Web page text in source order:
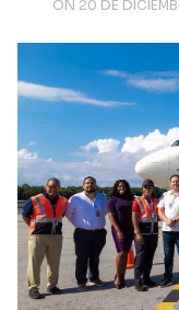
ON 20 DE